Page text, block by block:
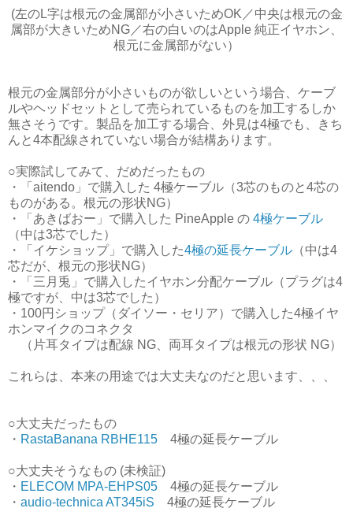
(左のL字は根元の金属部が小さいためOK／中央は根元の金
属部が大きいためNG／右の白いのはApple 純正イヤホン、
根元に金属部がない）
根元の金属部分が小さいものが欲しいという場合、ケーブ
ルやヘッドセットとして売られているものを加工するしか
無さそうです。製品を加工する場合、外見は4極でも、きち
んと4本配線されていない場合が結構あります。
○実際試してみて、だめだったもの
・「aitendo」で購入した 4極ケーブル（3芯のものと4芯の
ものがある。根元の形状NG）
・「あきばおー」で購入した PineApple の 4極ケーブル
（中は3芯でした）
・「イケショップ」で購入した4極の延長ケーブル （中は4
芯だが、根元の形状NG）
・「三月兎」で購入したイヤホン分配ケーブル（プラグは4
極ですが、中は3芯でした）
・100円ショップ（ダイソー・セリア）で購入した4極イヤ
ホンマイクのコネクタ
（片耳タイプは配線 NG、両耳タイプは根元の形状 NG）
これらは、本来の用途では大丈夫なのだと思います、、、
○大丈夫だったもの
・ RastaBanana RBHE115 4極の延長ケーブル
○大丈夫そうなもの (未検証)
・ ELECOM MPA-EHPS05 4極の延長ケーブル
・ audio-technica AT345iS 4極の延長ケーブル